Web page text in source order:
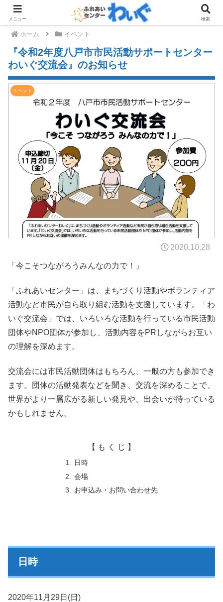
ホーム イベント
『令和2年度八戸市市民活動サポートセンター
わいぐ交流会』のお知らせ
イベント
2020.10.28
「今こそつながろうみんなの力で！」
「ふれあいセンター」は、まちづくり活動やボランティア
活動など市民が自ら取り組む活動を支援しています。「わ
いぐ交流会」では、いろいろな活動を行っている市民活動
団体やNPO団体が参加し、活動内容をPRしながらお互い
の理解を深めます。
交流会には市民活動団体はもちろん、一般の方も参加でき
ます。団体の活動発表などを聞き、交流を深めることで、
世界がより一層広がる新しい発見や、出会いが待っている
かもしれません。
【 も く じ 】
日時
会場
お申込み・お問い合わせ先
日時
2020年11月29日(日)
メニュー 検索